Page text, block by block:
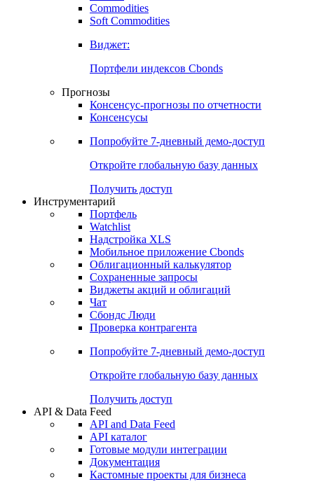
Commodities
Золото
Бензин
Soft Commodities
Виджет:
Портфели индексов Cbonds
Прогнозы
Консенсусы
Попробуйте7-дневный
Откройте глобальную базу данных
Получить доступ
Инструментарий
Портфель
Watchlist
Надстройка XLS
Мобильное приложение Cbonds
Облигационный калькулятор
Сохраненные запросы
Чат
Проверка контрагента
Попробуйте7-дневный
Откройте глобальную базу данных
Получить доступ
API & Data Feed
API and Data Feed